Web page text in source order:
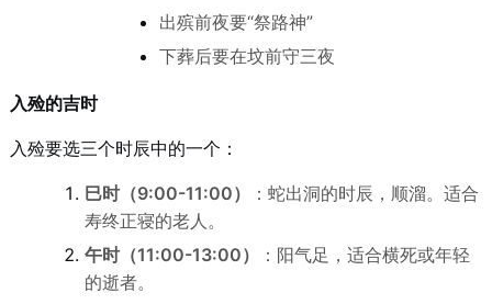
出殡前夜要“祭路神”
下葬后要在坟前守三夜
入殓的吉时
入殓要选三个时辰中的一个：
巳时（9:00-11:00）
：蛇出洞的时辰，顺溜。适合
寿终正寝的老人。
午时（11:00-13:00）
：阳气足，适合横死或年轻
的逝者。